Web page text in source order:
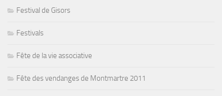
Festival de Gisors
Festivals
Fête de la vie associative
Fête des vendanges de Montmartre 2011